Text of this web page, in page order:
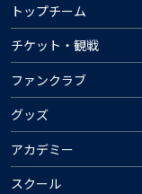
トップチーム
チケット・観戦
ファンクラブ
グッズ
アカデミー
スクール